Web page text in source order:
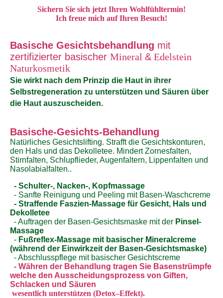
Sichern Sie sich jetzt Ihren Wohlfühltermin!
Ich freue mich auf Ihren Besuch!
Basische Gesichtsbehandlung mit
zertifizierter basischer Mineral & Edelstein
Naturkosmetik
Sie wirkt nach dem Prinzip die Haut in ihrer
Selbstregeneration zu unterstützen und Säuren über
die Haut auszuscheiden.
Basische-Gesichts-Behandlung
Natürliches Gesichtslifting. Strafft die Gesichtskonturen,
den Hals und das Dekolletee. Mindert Zornesfalten,
Stirnfalten, Schlupflieder, Augenfaltern, Lippenfalten und
Nasolabialfalten..
- Schulter-, Nacken-, Kopfmassage
- Sanfte Reinigung und Peeling mit Basen-Waschcreme
- Straffende Faszien-Massage für Gesicht, Hals und
Dekolletee
- Auftragen der Basen-Gesichtsmaske mit der Pinsel-
Massage
- Fußreflex-Massage mit basischer Mineralcreme
(während der Einwirkzeit der Basen-Gesichtsmaske)
- Abschlusspflege mit basischer Gesichtscreme
- Währen der Behandlung tragen Sie Basenstrümpfe
welche den Ausscheidungsprozess von Giften,
Schlacken und Säuren
wesentlich unterstützen (Detox–Effekt).